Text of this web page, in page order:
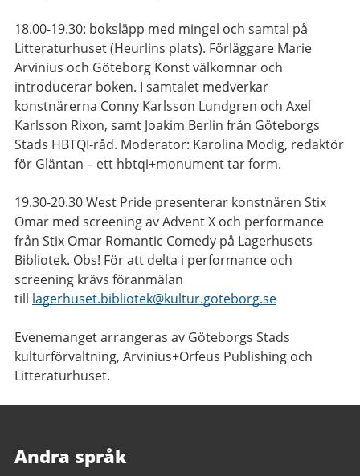
18.00-19.30: boksläpp med mingel och samtal på
Litteraturhuset (Heurlins plats). Förläggare Marie
Arvinius och Göteborg Konst välkomnar och
introducerar boken. I samtalet medverkar
konstnärerna Conny Karlsson Lundgren och Axel
Karlsson Rixon, samt Joakim Berlin från Göteborgs
Stads HBTQI-råd. Moderator: Karolina Modig, redaktör
för Gläntan – ett hbtqi+monument tar form.
19.30-20.30 West Pride presenterar konstnären Stix
Omar med screening av Advent X och performance
från Stix Omar Romantic Comedy på Lagerhusets
Bibliotek. Obs! För att delta i performance och
screening krävs föranmälan
till lagerhuset.bibliotek@kultur.goteborg.se
Evenemanget arrangeras av Göteborgs Stads
kulturförvaltning, Arvinius+Orfeus Publishing och
Litteraturhuset.
Andra språk